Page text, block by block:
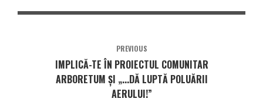
PREVIOUS
IMPLICĂ-TE ÎN PROIECTUL COMUNITAR
ARBORETUM ȘI „...DĂ LUPTĂ POLUĂRII
AERULUI!”